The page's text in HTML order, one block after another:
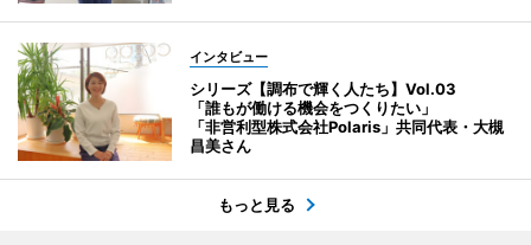
インタビュー
シリーズ【調布で輝く人たち】Vol.03
「誰もが働ける機会をつくりたい」
「非営利型株式会社Polaris」共同代表・大槻
昌美さん
もっと見る